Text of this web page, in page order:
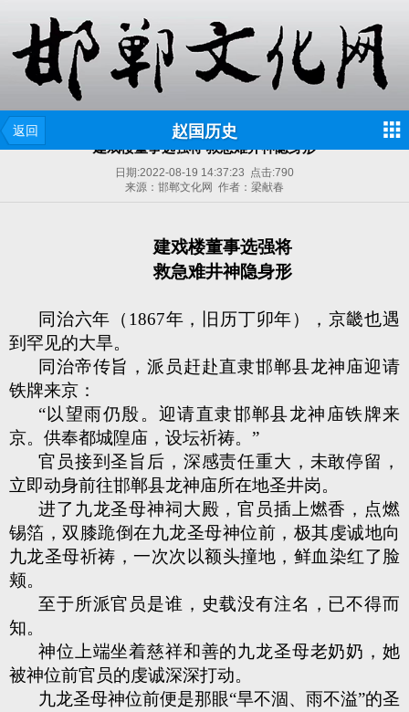
返回 赵国历史
建戏楼董事选强将 救急难井神隐身形
日期:2022-08-19 14:37:23 点击:790
来源：邯郸文化网 作者：梁献春
建戏楼董事选强将
救急难井神隐身形
同治六年（1867年，旧历丁卯年），京畿也遇
到罕见的大旱。
同治帝传旨，派员赶赴直隶邯郸县龙神庙迎请
铁牌来京：
“以望雨仍殷。迎请直隶邯郸县龙神庙铁牌来
京。供奉都城隍庙，设坛祈祷。”
官员接到圣旨后，深感责任重大，未敢停留，
立即动身前往邯郸县龙神庙所在地圣井岗。
进了九龙圣母神祠大殿，官员插上燃香，点燃
锡箔，双膝跪倒在九龙圣母神位前，极其虔诚地向
九龙圣母祈祷，一次次以额头撞地，鲜血染红了脸
颊。
至于所派官员是谁，史载没有注名，已不得而
知。
神位上端坐着慈祥和善的九龙圣母老奶奶，她
被神位前官员的虔诚深深打动。
九龙圣母神位前便是那眼“旱不涸、雨不溢”的圣